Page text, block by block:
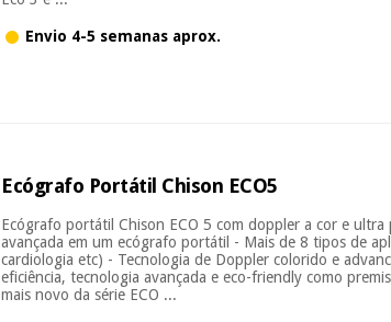
Envio 4-5 semanas aprox.
Ecógrafo Portátil Chison ECO5
Ecógrafo portátil Chison ECO 5 com doppler a cor e
avançada em um ecógrafo portátil - Mais de 8 tipos de
cardiologia etc) - Tecnologia de Doppler colorido e
eficiência, tecnologia avançada e eco-friendly como
mais novo da série ECO ...